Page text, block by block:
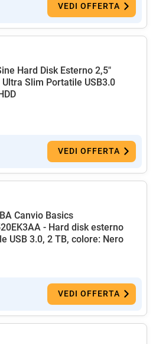
VEDI OFFERTA
Hard Disk Esterno 2,5"
Ultra Slim Portatile USB3.0
VEDI OFFERTA
Canvio Basics
- Hard disk esterno
USB 3.0, 2 TB, colore: Nero
VEDI OFFERTA